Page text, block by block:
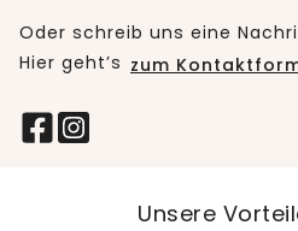
Oder schreib uns eine
Hier geht’s zum
Unsere